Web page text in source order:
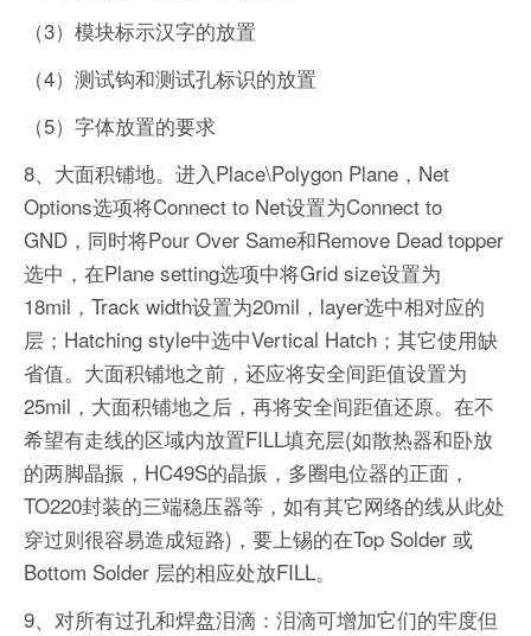
（3）模块标示汉字的放置
（4）测试钩和测试孔标识的放置
（5）字体放置的要求
8、大面积铺地。进入Place\Polygon Plane，Net
Options选项将Connect to Net设置为Connect to
GND，同时将Pour Over Same和Remove Dead topper
选中，在Plane setting选项中将Grid size设置为
18mil，Track width设置为20mil，layer选中相对应的
层；Hatching style中选中Vertical Hatch；其它使用缺
省值。大面积铺地之前，还应将安全间距值设置为
25mil，大面积铺地之后，再将安全间距值还原。在不
希望有走线的区域内放置FILL填充层(如散热器和卧放
的两脚晶振，HC49S的晶振，多圈电位器的正面，
TO220封装的三端稳压器等，如有其它网络的线从此处
穿过则很容易造成短路)，要上锡的在Top Solder 或
Bottom Solder 层的相应处放FILL。
9、对所有过孔和焊盘泪滴：泪滴可增加它们的牢度但